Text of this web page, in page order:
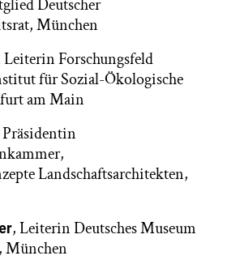
Deutscher
München
Leiterin Forschungsfeld
für Sozial-Ökologische
am Main
Präsidentin
Landschaftsarchitekten,
, Leiterin Deutsches Museum
München